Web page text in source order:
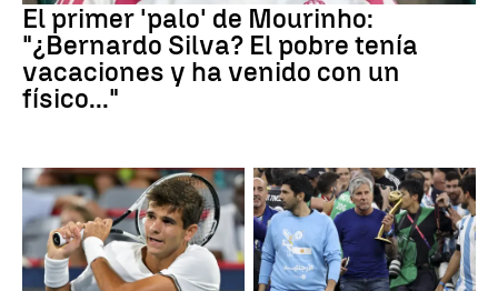
El primer 'palo' de Mourinho:
"¿Bernardo Silva? El pobre tenía
vacaciones y ha venido con un
físico..."
Canadá Leo Messi